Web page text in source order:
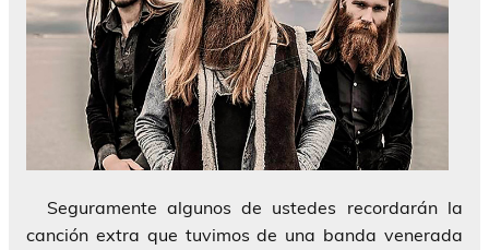
Seguramente algunos de ustedes recordarán la
canción extra que tuvimos de una banda venerada